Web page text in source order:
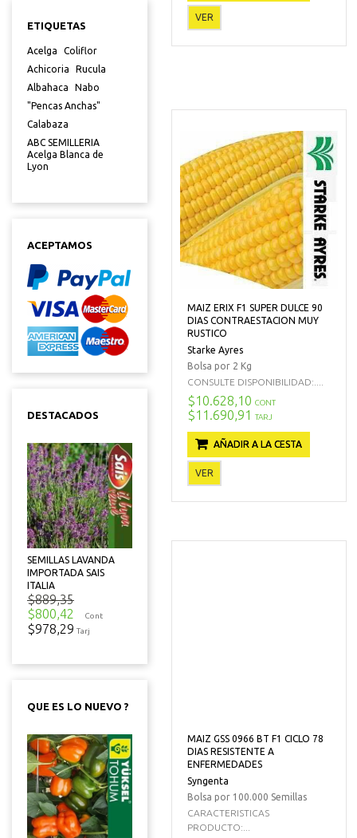
ETIQUETAS
Acelga
Coliflor
Achicoria
Rucula
Albahaca
Nabo
"Pencas Anchas"
Calabaza
ABC SEMILLERIA
Acelga Blanca de
Lyon
ACEPTAMOS
DESTACADOS
SEMILLAS LAVANDA
IMPORTADA SAIS
ITALIA
$889,35
$800,42
Cont
$978,29 Tarj
QUE ES LO NUEVO ?
VER
MAIZ ERIX F1 SUPER DULCE 90
DIAS CONTRAESTACION MUY
RUSTICO
Starke Ayres
Bolsa por 2 Kg
CONSULTE DISPONIBILIDAD:....
$10.628,10 CONT
$11.690,91 TARJ
AÑADIR A LA CESTA
VER
MAIZ GSS 0966 BT F1 CICLO 78
DIAS RESISTENTE A
ENFERMEDADES
Syngenta
Bolsa por 100.000 Semillas
CARACTERISTICAS
PRODUCTO:...